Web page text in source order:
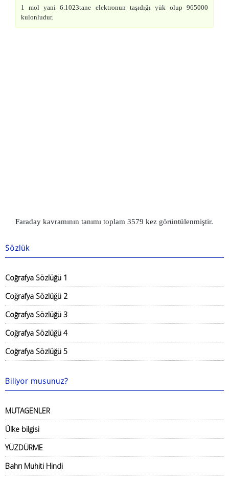
1 mol yani 6.1023tane elektronun taşıdığı yük olup 965000
kulonludur.
Faraday kavramının tanımı toplam 3579 kez görüntülenmiştir.
Sözlük
Coğrafya Sözlüğü 1
Coğrafya Sözlüğü 2
Coğrafya Sözlüğü 3
Coğrafya Sözlüğü 4
Coğrafya Sözlüğü 5
Biliyor musunuz?
MUTAGENLER
Ülke bilgisi
YÜZDÜRME
Bahrı Muhiti Hindi